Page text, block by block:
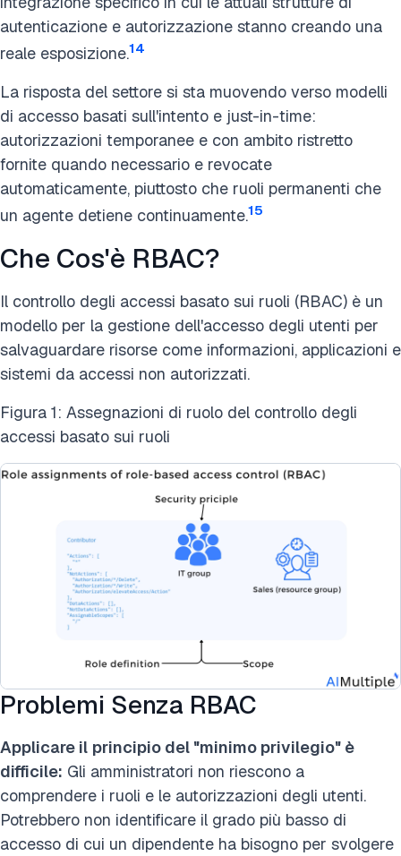
autenticazione e autorizzazione stanno creando una
reale esposizione.14
La risposta del settore si sta muovendo verso modelli
di accesso basati sull'intento e just-in-time:
autorizzazioni temporanee e con ambito ristretto
fornite quando necessario e revocate
automaticamente, piuttosto che ruoli permanenti che
un agente detiene continuamente.15
Che Cos'è RBAC?
Il controllo degli accessi basato sui ruoli (RBAC) è un
modello per la gestione dell'accesso degli utenti per
salvaguardare risorse come informazioni, applicazioni e
sistemi da accessi non autorizzati.
Figura 1: Assegnazioni di ruolo del controllo degli
accessi basato sui ruoli
Problemi Senza RBAC
Applicare il principio del "minimo privilegio" è
difficile: Gli amministratori non riescono a
comprendere i ruoli e le autorizzazioni degli utenti.
Potrebbero non identificare il grado più basso di
accesso di cui un dipendente ha bisogno per svolgere